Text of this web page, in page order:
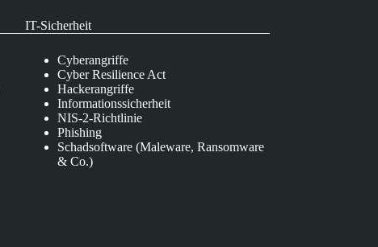
IT-Sicherheit
Cyberangriffe
Cyber Resilience Act
Hackerangriffe
Informationssicherheit
NIS-2-Richtlinie
Phishing
Schadsoftware (Maleware, Ransomware
& Co.)